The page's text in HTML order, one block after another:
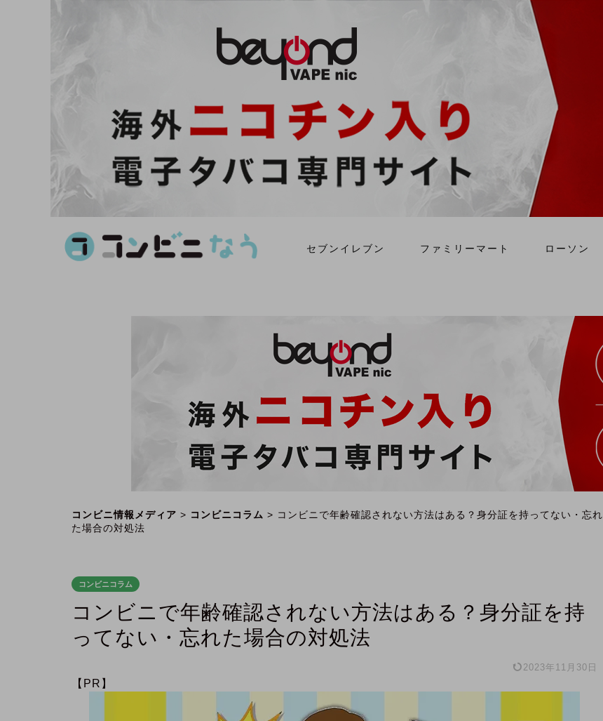
セブンイレブン ファミリーマート ローソン
コンビニ情報メディア > コンビニコラム > コンビニで年齢確認されない方法はある？身分証を持ってない・忘れ
た場合の対処法
コンビニコラム
コンビニで年齢確認されない方法はある？身分証を持
ってない・忘れた場合の対処法
2023年11月30日
【PR】